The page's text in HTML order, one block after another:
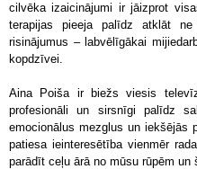
cilvēka izaicinājumi ir jāizprot
terapijas pieeja palīdz atklāt
risinājumus – labvēlīgākai
kopdzīvei.
Aina Poiša ir biežs viesis
profesionāli un sirsnīgi palīdz
emocionālus mezglus un iekšējās
patiesa ieinteresētība vienmēr
parādīt ceļu ārā no mūsu rūpēm un